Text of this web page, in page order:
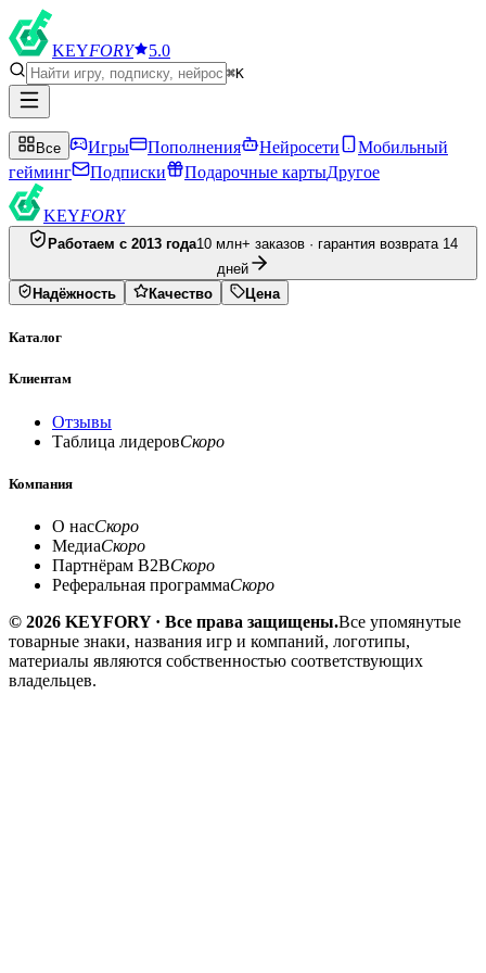
KEYFORY 5.0
⌘K
Все Игры Пополнения Нейросети
Мобильный
гейминг
Подписки Подарочные картыДругое
KEYFORY
Работаем с 2013 года10 млн+ заказов · гарантия возврата 14
дней
Надёжность
Качество Цена
Каталог
Клиентам
Отзывы
Таблица лидеровСкоро
Компания
О насСкоро
МедиаСкоро
Партнёрам B2BСкоро
Реферальная программаСкоро
© 2026 KEYFORY · Все права защищены.Все упомянутые
товарные знаки, названия игр и компаний, логотипы,
материалы являются собственностью соответствующих
владельцев.